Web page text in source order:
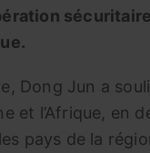
Dong Jun a
et l’Afrique, en
pays de la